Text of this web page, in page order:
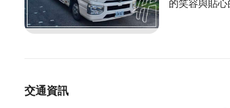
的笑容與貼
交通資訊